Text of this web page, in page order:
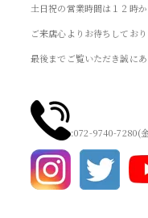
土日祝の営業時間は１２時
ご来店心よりお待ちしており
最後までご覧いただき誠に
:072-9740-7280(